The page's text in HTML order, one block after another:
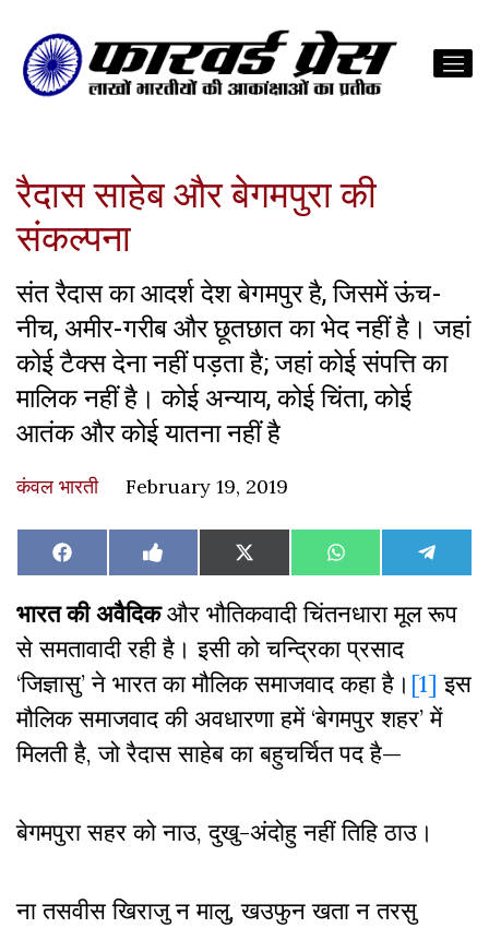
रैदास साहेब और बेगमपुरा की
संकल्पना
संत रैदास का आदर्श देश बेगमपुर है, जिसमें ऊंच-
नीच, अमीर-गरीब और छूतछात का भेद नहीं है। जहां
कोई टैक्स देना नहीं पड़ता है; जहां कोई संपत्ति का
मालिक नहीं है। कोई अन्याय, कोई चिंता, कोई
आतंक और कोई यातना नहीं है
कंवल भारती February 19, 2019
Share
on
Facebook Share
on
Like
on
Facebook
Share
on
X
(Twitter)
Share
on
WhatsAppShare
on
भारत की अवैदिकऔर भौतिकवादी चिंतनधारा मूल रूप
से समतावादी रही है। इसी को चन्द्रिका प्रसाद
‘जिज्ञासु’ ने भारत का मौलिक समाजवाद कहा है। [1] इस
मौलिक समाजवाद की अवधारणा हमें ‘बेगमपुर शहर’ में
मिलती है, जो रैदास साहेब का बहुचर्चित पद है—
बेगमपुरा सहर को नाउ, दुखु-अंदोहु नहीं तिहि ठाउ।
ना तसवीस खिराजु न मालु, खउफुन खता न तरसु